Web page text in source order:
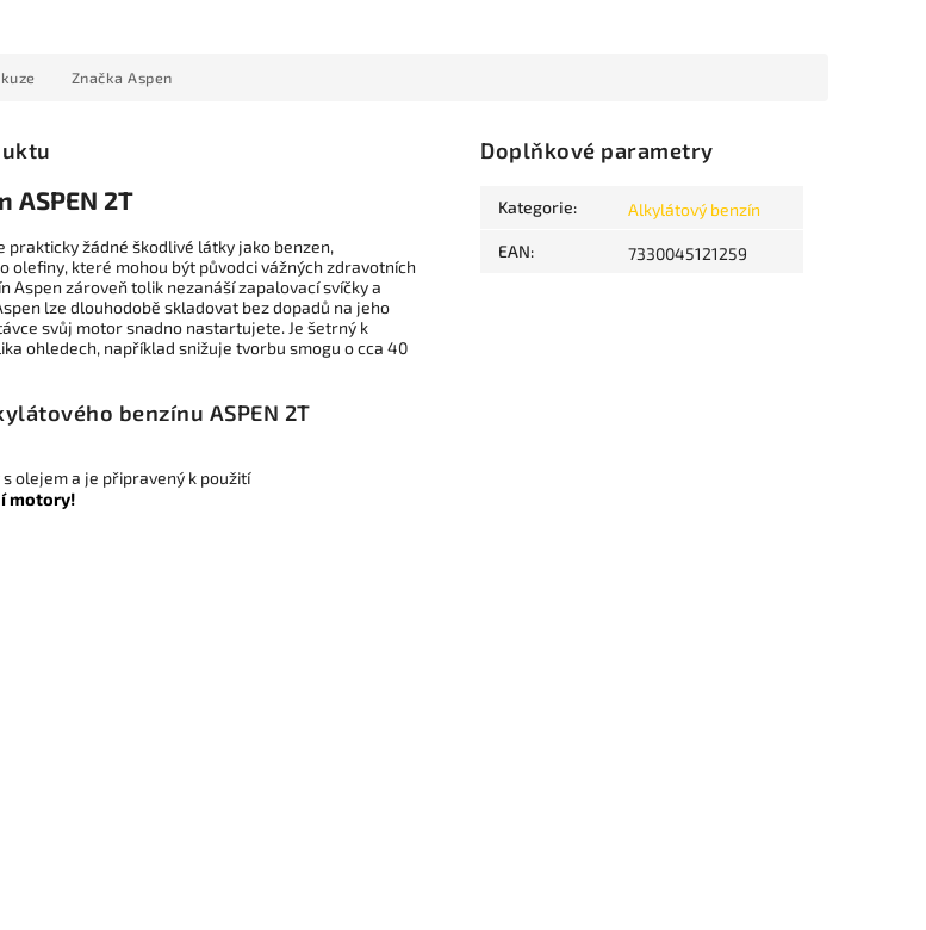
Značka Aspen
2T
prakticky žádné škodlivé látky jako benzen,
olefiny, které mohou být původci vážných zdravotních
Aspen zároveň tolik nezanáší zapalovací svíčky a
lze dlouhodobě skladovat bez dopadů na jeho
svůj motor snadno nastartujete. Je šetrný k
ohledech, například snižuje tvorbu smogu o cca 40
benzínu ASPEN 2T
olejem a je připravený k použití
motory!
Doplňkové parametry
Kategorie: Alkylátový benzín
EAN: 7330045121259